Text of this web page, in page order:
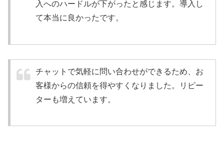
入へのハードルが下がったと感じます。導入し
て本当に良かったです。
チャットで気軽に問い合わせができるため、お
客様からの信頼を得やすくなりました。リピー
ターも増えています。